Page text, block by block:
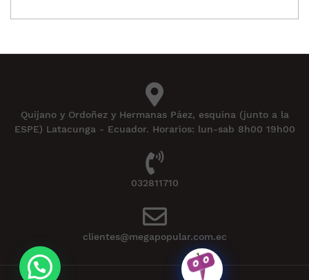
Quijano y Ordoñez y Hermanas Páez, esquina (junto a la
ESPE) Latacunga - Ecuador. Horarios: lun-sab 8h00 19h00
032811710
clientes@megapopular.com.ec